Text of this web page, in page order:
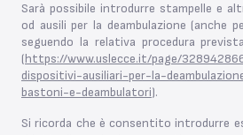
Sarà possibile introdurre stampelle e
od ausili per la deambulazione (anche
seguendo la relativa procedura
(https://www.uslecce.it/page/
dispositivi-ausiliari-per-la-
bastoni-e-deambulatori).
Si ricorda che è consentito introdurre